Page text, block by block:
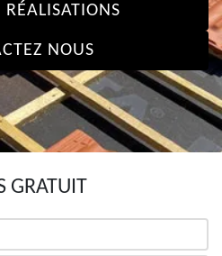
NOUS
GRATUIT